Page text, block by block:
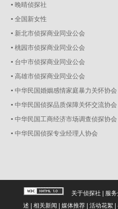
▪ 晚晴侦探社
▪ 全国新女性
▪ 新北市侦探商业同业公会
▪ 桃园市侦探商业同业公会
▪ 台中市侦探商业同业公会
▪ 高雄市侦探商业同业公会
▪ 中华民国婚姻感情家庭暴力关怀协会
▪ 中华民国侦探品质保障关怀交流协会
▪ 中华民国工商经济市场调查侦探协会
▪ 中华民国侦探专业经理人协会
关于侦探社 | 服
述 | 相关新闻 | 媒体推荐| 活动花絮|